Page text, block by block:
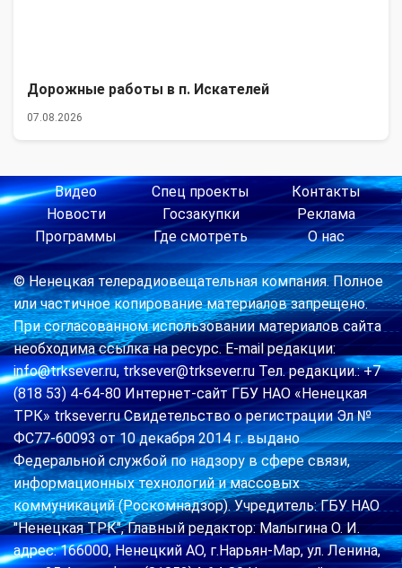
Дорожные работы в п. Искателей
07.08.2026
Видео
Новости
Программы
Спец проекты
Госзакупки
Где смотреть
Контакты
Реклама
О нас
© Ненецкая телерадиовещательная компания. Полное
или частичное копирование материалов запрещено.
При согласованном использовании материалов сайта
необходима ссылка на ресурс. E-mail редакции:
info@trksever.ru, trksever@trksever.ru Тел. редакции.: +7
(818 53) 4-64-80 Интернет-сайт ГБУ НАО «Ненецкая
ТРК» trksever.ru Свидетельство о регистрации Эл №
ФС77-60093 от 10 декабря 2014 г. выдано
Федеральной службой по надзору в сфере связи,
информационных технологий и массовых
коммуникаций (Роскомнадзор). Учредитель: ГБУ НАО
"Ненецкая ТРК", Главный редактор: Малыгина О. И.
адрес: 166000, Ненецкий АО, г.Нарьян-Мар, ул. Ленина,